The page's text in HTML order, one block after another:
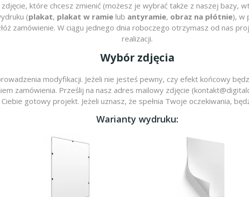
które chcesz zmienić (możesz je wybrać także z naszej bazy,
(plakat, plakat w ramielub antyramie, obraz na płótnie), w
zamówienie. W ciągu jednego dnia roboczego otrzymasz od nas
realizacji.
Wybór zdjęcia
modyfikacji. Jeżeli nie jesteś pewny, czy efekt końcowy
zamówienia. Prześlij na nasz adres mailowy zdjęcie
gotowy projekt. Jeżeli uznasz, że spełnia Twoje oczekiwania,
Warianty wydruku: